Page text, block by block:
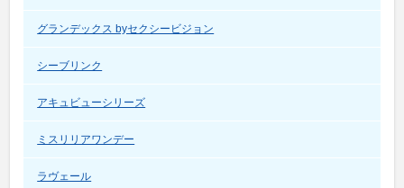
グランデックス byセクシービジョン
シーブリンク
アキュビューシリーズ
ミスリリアワンデー
ラヴェール